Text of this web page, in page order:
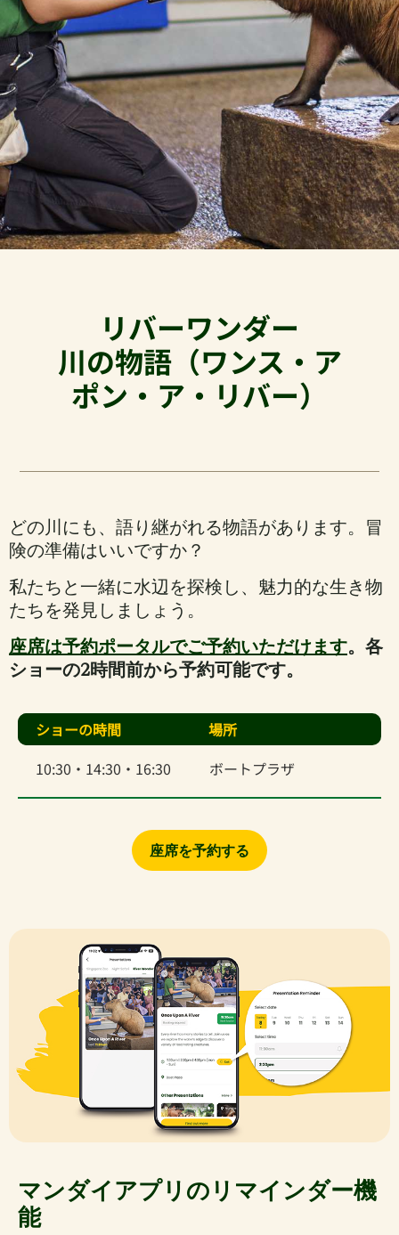
リバーワンダー
川の物語（ワンス・ア
ポン・ア・リバー）
どの川にも、語り継がれる物語があります。冒
険の準備はいいですか？
私たちと一緒に水辺を探検し、魅力的な生き物
たちを発見しましょう。
座席は予約ポータルでご予約いただけます。各
ショーの2時間前から予約可能です。
ショーの時間
場所
10:30・14:30・16:30
ボートプラザ
座席を予約する
マンダイアプリのリマインダー機
能